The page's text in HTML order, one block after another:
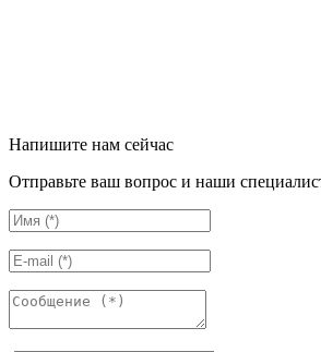
Напишите нам сейчас
Отправьте ваш вопрос и наши